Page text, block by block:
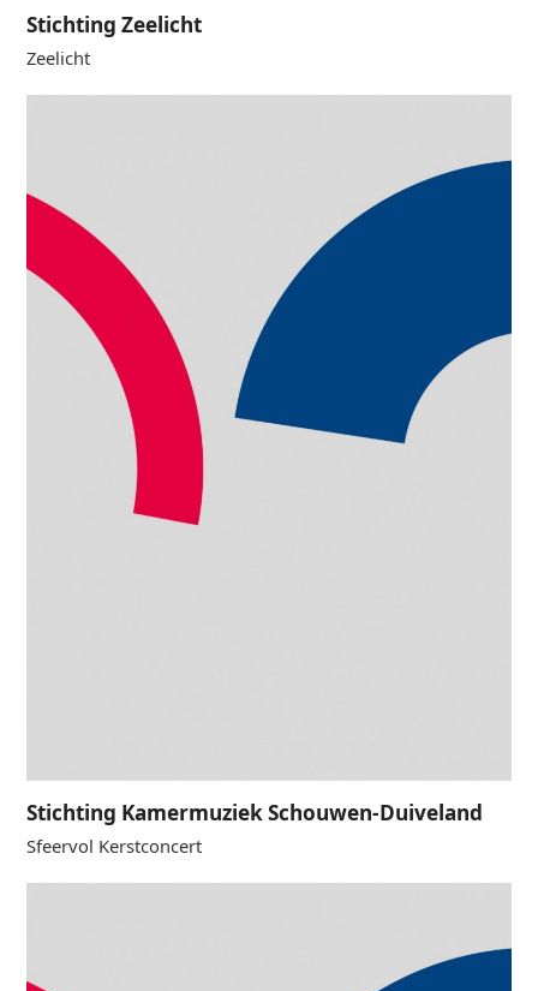
Stichting Zeelicht
Zeelicht
Stichting Kamermuziek Schouwen-Duiveland
Sfeervol Kerstconcert